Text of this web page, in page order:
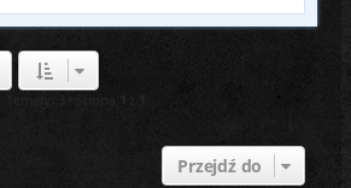
Tematy: 3 • Strona
Przejdź do